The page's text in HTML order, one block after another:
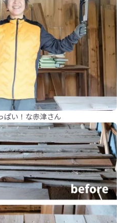
ぱい！な赤津さん